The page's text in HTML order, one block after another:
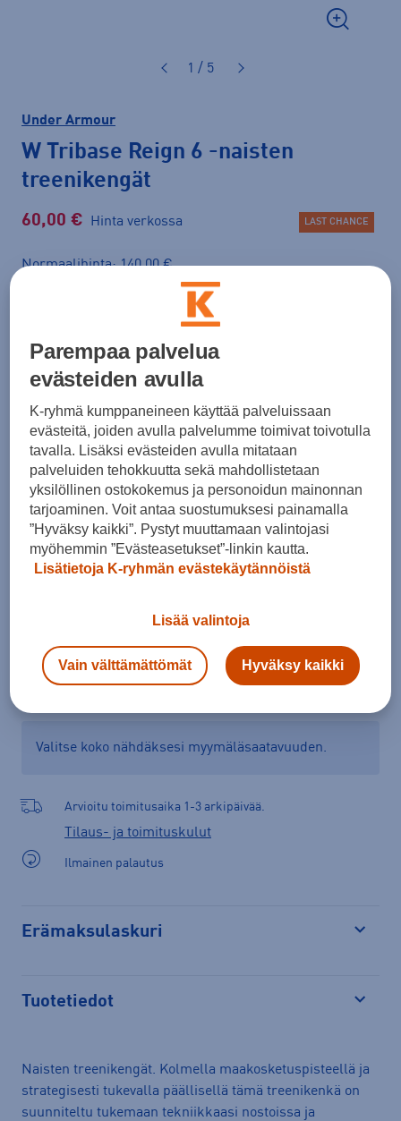
1 / 5
Under Armour
W Tribase Reign 6 -naisten
treenikengät
60,00 € Hinta verkossa
Normaalihinta: 140,00 €
Lisätietoa
LAST CHANCE
Kokoja ei saatavilla.
Lisää ostoskoriin
Tarkista saatavuus ja tilaa myymälästä
Valitse koko nähdäksesi myymäläsaatavuuden.
Arvioitu toimitusaika 1-3 arkipäivää.
Tilaus- ja toimituskulut
Ilmainen palautus
Erämaksulaskuri
Tuotetiedot
Naisten treenikengät. Kolmella maakosketuspisteellä ja
strategisesti tukevalla päällisellä tämä treenikenkä on
suunniteltu tukemaan tekniikkaasi nostoissa ja
Parempaa palvelua
evästeiden avulla
K-ryhmä kumppaneineen käyttää palveluissaan
evästeitä, joiden avulla palvelumme toimivat toivotulla
tavalla. Lisäksi evästeiden avulla mitataan
palveluiden tehokkuutta sekä mahdollistetaan
yksilöllinen ostokokemus ja personoidun mainonnan
tarjoaminen. Voit antaa suostumuksesi painamalla
”Hyväksy kaikki”. Pystyt muuttamaan valintojasi
myöhemmin ”Evästeasetukset”-linkin kautta.
Lisätietoja K-ryhmän evästekäytännöistä
Lisää valintoja
Vain välttämättömät Hyväksy kaikki